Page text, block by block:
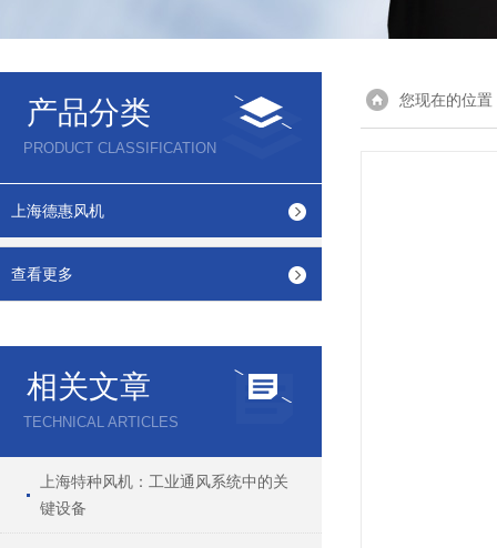
产品分类
PRODUCT CLASSIFICATION
上海德惠风机
查看更多
相关文章
TECHNICAL ARTICLES
上海特种风机：工业通风系统中的关
键设备
您现在的位置